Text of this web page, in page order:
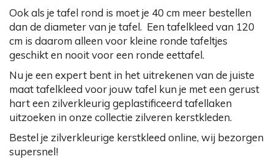
Ook als je tafel rond is moet je 40 cm meer bestellen
dan de diameter van je tafel. Een tafelkleed van 120
cm is daarom alleen voor kleine ronde tafeltjes
geschikt en nooit voor een ronde eettafel.
Nu je een expert bent in het uitrekenen van de juiste
maat tafelkleed voor jouw tafel kun je met een gerust
hart een zilverkleurig geplastificeerd tafellaken
uitzoeken in onze collectie zilveren kerstkleden.
Bestel je zilverkleurige kerstkleed online, wij bezorgen
supersnel!